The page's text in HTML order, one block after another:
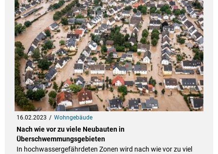
16.02.2023 Wohngebäude
Nach wie vor zu viele Neubauten in
Überschwemmungsgebieten
In hochwassergefährdeten Zonen wird nach wie vor zu viel